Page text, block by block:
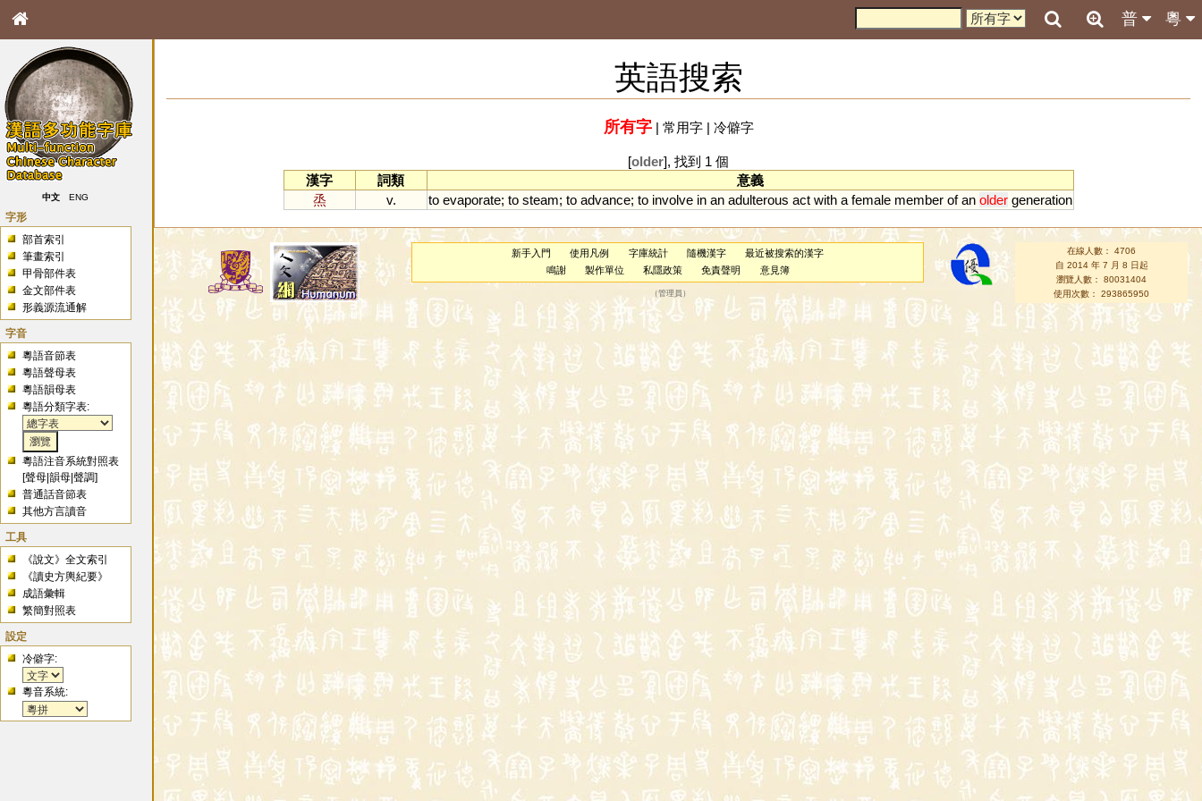
粵
普
中文 ENG
字形
部首索引
筆畫索引
甲骨部件表
金文部件表
形義源流通解
字音
粵語音節表
粵語聲母表
粵語韻母表
粵語分類字表:
粵語注音系統對照表
[聲母 |韻母 |聲調]
普通話音節表
其他方言讀音
工具
《說文》全文索引
《讀史方輿紀要》
成語彙輯
繁簡對照表
設定
冷僻字:
粵音系統:
英語搜索
所有字| 常用字| 冷僻字
[older], 找到 1 個
漢字
詞類
意義
烝
v. to evaporate; to steam; to advance; to involve in an adulterous act with a female member of an older generation
新手入門 使用凡例 字庫統計 隨機漢字
最近被搜索的漢字
鳴謝
製作單位 私隱政策 免責聲明 意見簿
（管理員 ）
在線人數： 4706
自 2014 年 7 月 8 日起
瀏覽人數： 80031404
使用次數： 293865950